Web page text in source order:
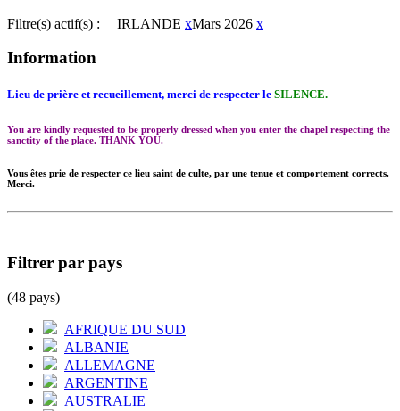
Filtre(s) actif(s) : IRLANDE xMars 2026 x
Information
Lieu de prière et recueillement, merci de respecter le SILENCE.
You are kindly requested to be properly dressed when you enter the chapel respecting the
sanctity of the place. THANK YOU.
Vous êtes prie de respecter ce lieu saint de culte, par une tenue et comportement corrects.
Merci.
Filtrer par pays
(48 pays)
AFRIQUE DU SUD
ALBANIE
ALLEMAGNE
ARGENTINE
AUSTRALIE